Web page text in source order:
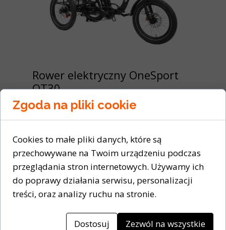
Rower elektryczny OneSport
OT30
27 marca 2025
Składany elektryczny trójkołowiec
transportowy ONESPORT OT30
Silnik Bafang 500W | Bateria 48V
13Ah | Opony 20x3,0”...
Zgoda na pliki cookie
Cookies to małe pliki danych, które są
przechowywane na Twoim urządzeniu podczas
przeglądania stron internetowych. Używamy ich
do poprawy działania serwisu, personalizacji
treści, oraz analizy ruchu na stronie.
Dostosuj Zezwól na wszystkie